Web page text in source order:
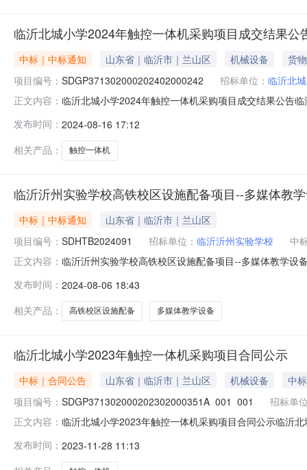
临沂北城小学2024年触控一体机采购项目成交结果公
中标｜中标通知 山东省｜临沂市｜兰山区 机械设备
货物
项目编号： SDGP371302000202402000242 招标单位： 临沂北
正文内容： 临沂北城小学2024年触控一体机采购项目成交结果公告
家居广场A-6号楼号1楼中标（成交）金额：427800.00
发布时间： 2024-08-16 17:12
相关产品：
触控一体机
临沂沂州实验学校高铁校区设施配备项目--多媒体教
中标｜中标通知
山东省｜临沂市｜兰山区
项目编号： SDHTB2024091 招标单位： 临沂沂州实验学校
中
正文内容： 临沂沂州实验学校高铁校区设施配备项目--多媒体教学
（成交）金额：（可填写下浮率、折扣率或费率）：
规格型号：
发布时间： 2024-08-06 18:43
相关产品：
高铁校区设施配备 多媒体教学设备
临沂北城小学2023年触控一体机采购项目合同公示
中标｜合同公告 山东省｜临沂市｜兰山区 机械设备
中
项目编号： SDGP371302000202302000351A_001_001
招标单
正文内容： 临沂北城小学2023年触控一体机采购项目合同公示临沂
购项目名称：临沂北城小学2023年触控一体机采购项目
发布时间： 2023-11-28 11:13